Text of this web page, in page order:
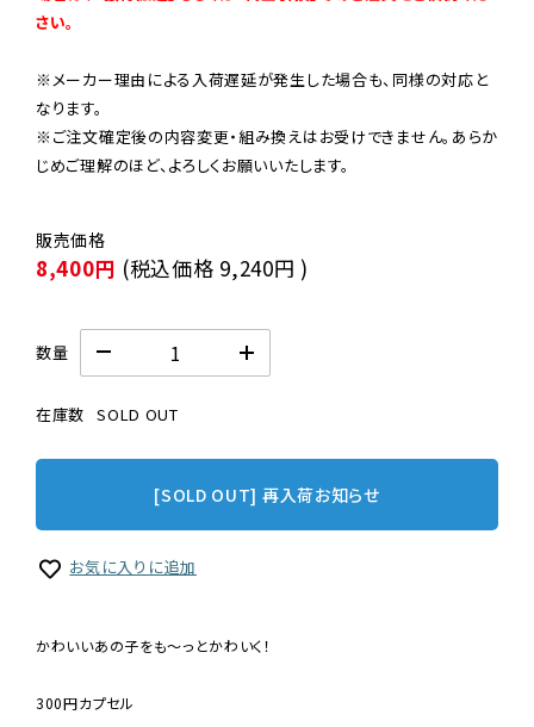
さい。
※メーカー理由による入荷遅延が発生した場合も、同様の対応と
なります。
※ご注文確定後の内容変更・組み換えはお受けできません。あらか
じめご理解のほど、よろしくお願いいたします。
8,400円 (税込価格 9,240円 )
数量
在庫数 SOLD OUT
[SOLD OUT] 再入荷お知らせ
お気に入りに追加
かわいいあの子をも〜っとかわいく！
300円カプセル